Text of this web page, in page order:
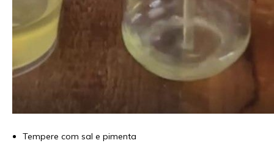
Tempere com sal e pimenta